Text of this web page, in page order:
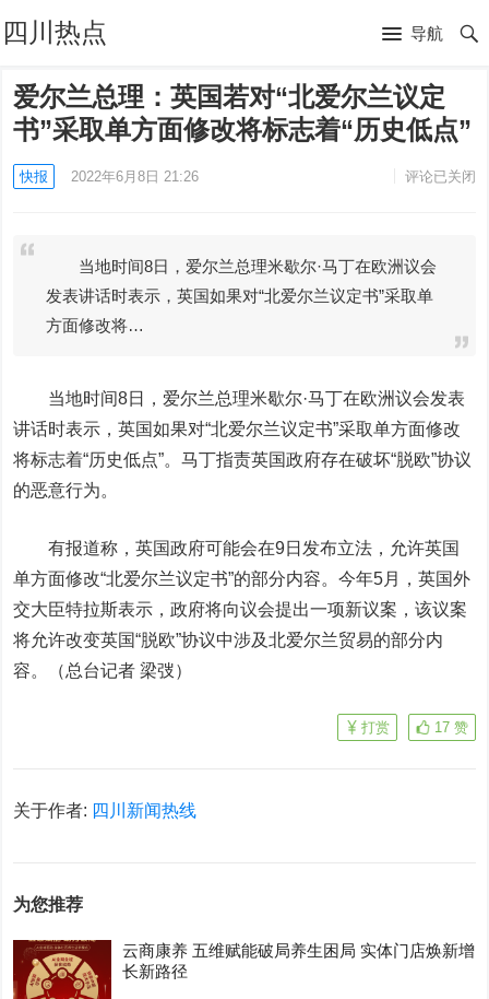
四川热点 导航
爱尔兰总理：英国若对“北爱尔兰议定
书”采取单方面修改将标志着“历史低点”
快报 2022年6月8日 21:26 评论已关闭
当地时间8日，爱尔兰总理米歇尔·马丁在欧洲议会
发表讲话时表示，英国如果对“北爱尔兰议定书”采取单
方面修改将…
当地时间8日，爱尔兰总理米歇尔·马丁在欧洲议会发表
讲话时表示，英国如果对“北爱尔兰议定书”采取单方面修改
将标志着“历史低点”。马丁指责英国政府存在破坏“脱欧”协议
的恶意行为。
有报道称，英国政府可能会在9日发布立法，允许英国
单方面修改“北爱尔兰议定书”的部分内容。今年5月，英国外
交大臣特拉斯表示，政府将向议会提出一项新议案，该议案
将允许改变英国“脱欧”协议中涉及北爱尔兰贸易的部分内
容。（总台记者 梁弢）
17 赞
打赏
关于作者: 四川新闻热线
为您推荐
云商康养 五维赋能破局养生困局 实体门店焕新增
长新路径